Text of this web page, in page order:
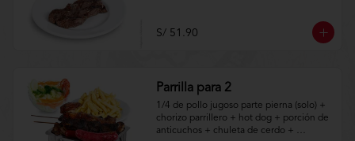
m/TYCGenerales
S/ 51.90
Parrilla para 2
1/4 de pollo jugoso parte pierna (solo) +
chorizo parrillero + hot dog + porción de
anticuchos + chuleta de cerdo +